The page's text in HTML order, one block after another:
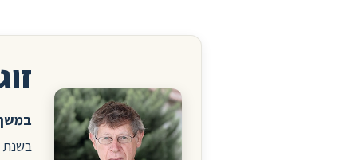
במשך 20 שנה ניהלתי את הפורום לזוגיות ויחסים באתר